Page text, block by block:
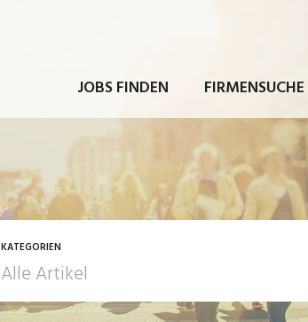
JOBS FINDEN FIRMENSUCHE
KATEGORIEN